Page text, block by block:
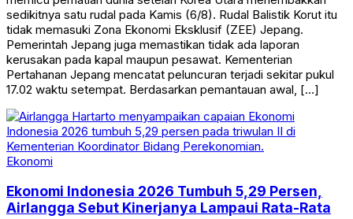
sedikitnya satu rudal pada Kamis (6/8). Rudal Balistik Korut itu
tidak memasuki Zona Ekonomi Eksklusif (ZEE) Jepang.
Pemerintah Jepang juga memastikan tidak ada laporan
kerusakan pada kapal maupun pesawat. Kementerian
Pertahanan Jepang mencatat peluncuran terjadi sekitar pukul
17.02 waktu setempat. Berdasarkan pemantauan awal, […]
Ekonomi
Ekonomi Indonesia 2026 Tumbuh 5,29 Persen,
Airlangga Sebut Kinerjanya Lampaui Rata-Rata